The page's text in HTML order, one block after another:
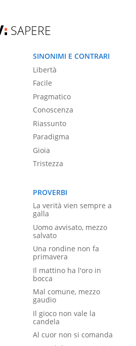
SAPERE
SINONIMI E CONTRARI
Libertà
Facile
Pragmatico
Conoscenza
Riassunto
Paradigma
Gioia
Tristezza
PROVERBI
La verità vien sempre a
galla
Uomo avvisato, mezzo
salvato
Una rondine non fa
primavera
Il mattino ha l'oro in
bocca
Mal comune, mezzo
gaudio
Il gioco non vale la
candela
Al cuor non si comanda